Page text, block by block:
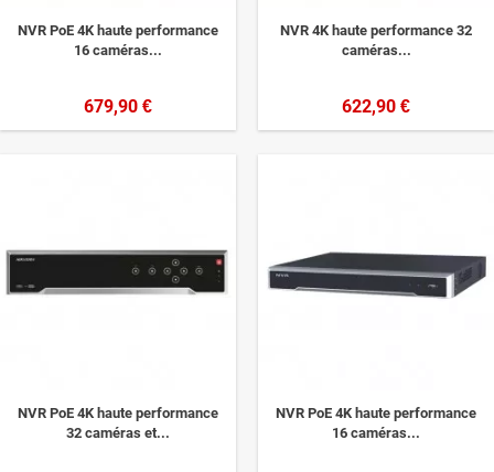
NVR PoE 4K haute performance
16 caméras...
679,90 €
NVR 4K haute performance 32
caméras...
622,90 €
NVR PoE 4K haute performance
32 caméras et...
NVR PoE 4K haute performance
16 caméras...